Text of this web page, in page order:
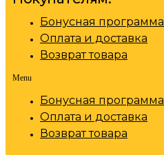
Бонусная программа
Оплата и доставка
Возврат товара
Menu
Бонусная программа
Оплата и доставка
Возврат товара